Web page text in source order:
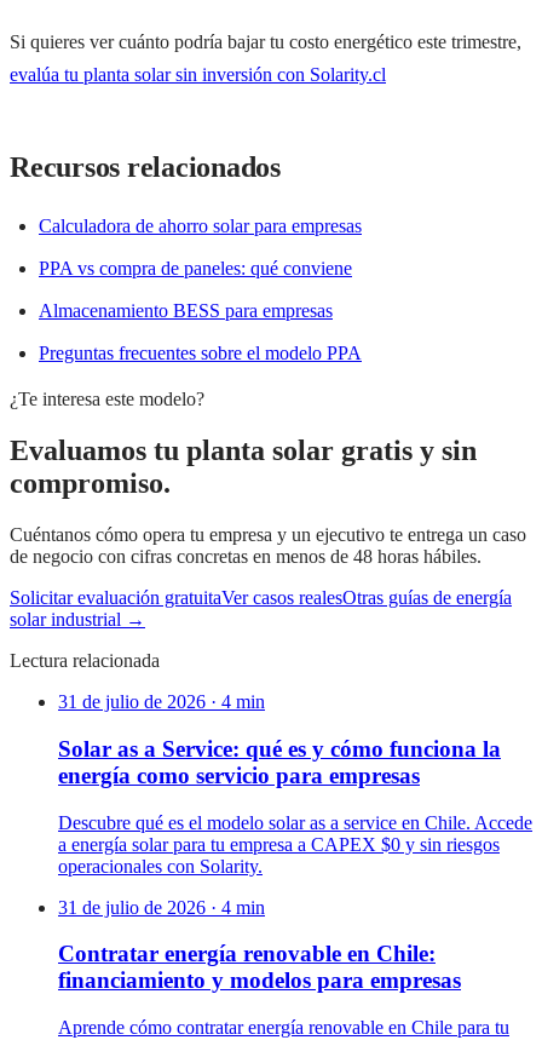
Si quieres ver cuánto podría bajar tu costo energético este trimestre,
evalúa tu planta solar sin inversión con Solarity.cl
Recursos relacionados
Calculadora de ahorro solar para empresas
PPA vs compra de paneles: qué conviene
Almacenamiento BESS para empresas
Preguntas frecuentes sobre el modelo PPA
¿Te interesa este modelo?
Evaluamos tu planta solar gratis y sin
compromiso.
Cuéntanos cómo opera tu empresa y un ejecutivo te entrega un caso
de negocio con cifras concretas en menos de 48 horas hábiles.
Solicitar evaluación gratuitaVer casos realesOtras guías de energía
solar industrial →
Lectura relacionada
31 de julio de 2026 · 4 min
Solar as a Service: qué es y cómo funciona la
energía como servicio para empresas
Descubre qué es el modelo solar as a service en Chile. Accede
a energía solar para tu empresa a CAPEX $0 y sin riesgos
operacionales con Solarity.
31 de julio de 2026 · 4 min
Contratar energía renovable en Chile:
financiamiento y modelos para empresas
Aprende cómo contratar energía renovable en Chile para tu